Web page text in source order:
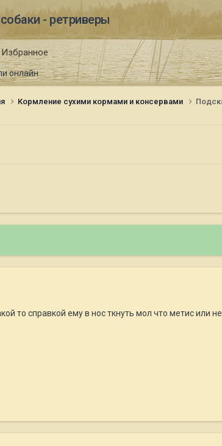
- ретриверы
онлайн
Избранное
Кормление сухими кормами и консервами
то справкой ему в нос ткнуть мол что метис или